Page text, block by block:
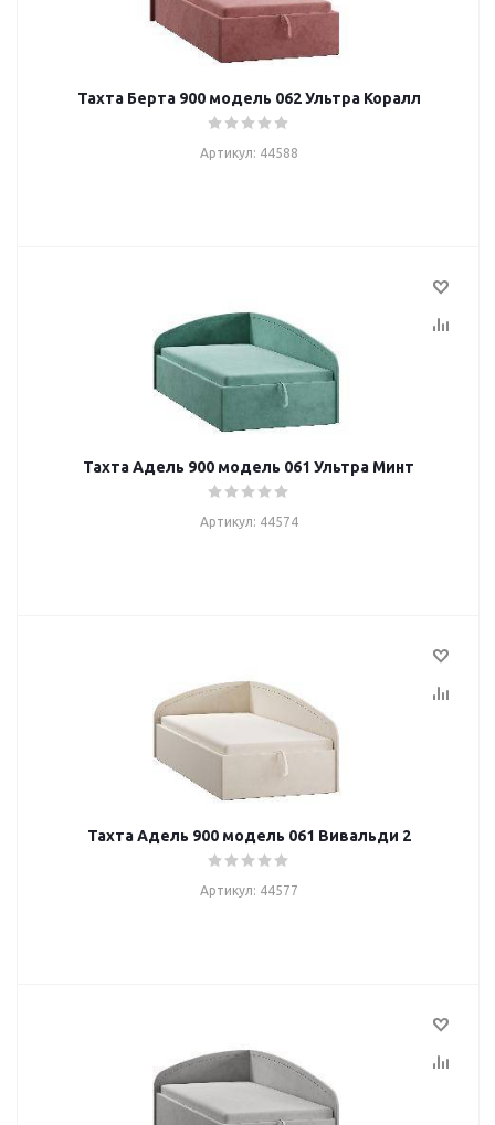
Тахта Берта 900 модель 062 Ультра Коралл
Артикул: 44588
Тахта Адель 900 модель 061 Ультра Минт
Артикул: 44574
Тахта Адель 900 модель 061 Вивальди 2
Артикул: 44577